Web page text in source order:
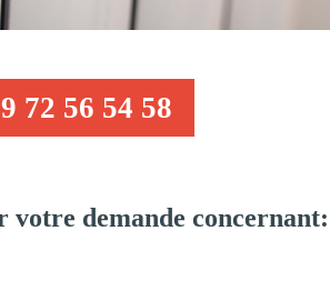
72 56 54 58
demande